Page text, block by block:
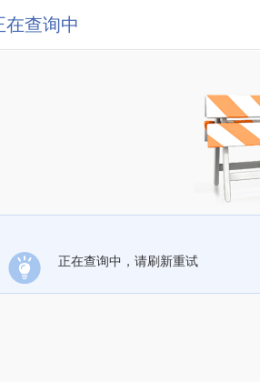
在查询中
正在查询中，请刷新重试